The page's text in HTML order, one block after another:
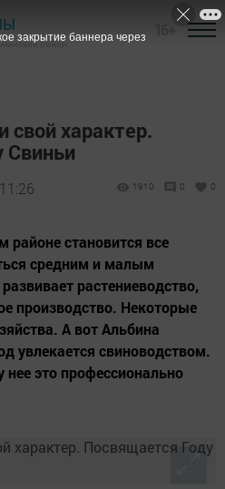
район
свой характер.
Свиньи
1910 0 0
становится все
средним и малым
растениеводство,
производство. Некоторые
А вот Альбина
увлекается свиноводством.
нее это профессионально
закрытие баннера через